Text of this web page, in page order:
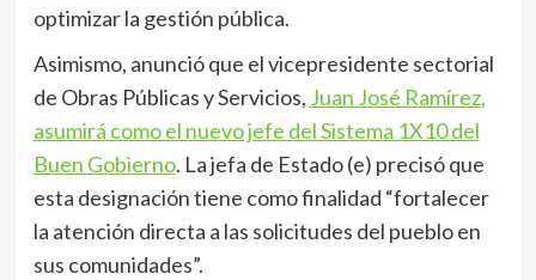
optimizar la gestión pública.
Asimismo, anunció que el vicepresidente sectorial
de Obras Públicas y Servicios, Juan José Ramírez,
asumirá como el nuevo jefe del Sistema 1X10 del
Buen Gobierno. La jefa de Estado (e) precisó que
esta designación tiene como finalidad “fortalecer
la atención directa a las solicitudes del pueblo en
sus comunidades”.